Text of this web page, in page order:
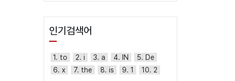
인기검색어
1. to 2. i 3. a 4. IN
5. De
6. x
7. the 8. is 9. 1 10. 2